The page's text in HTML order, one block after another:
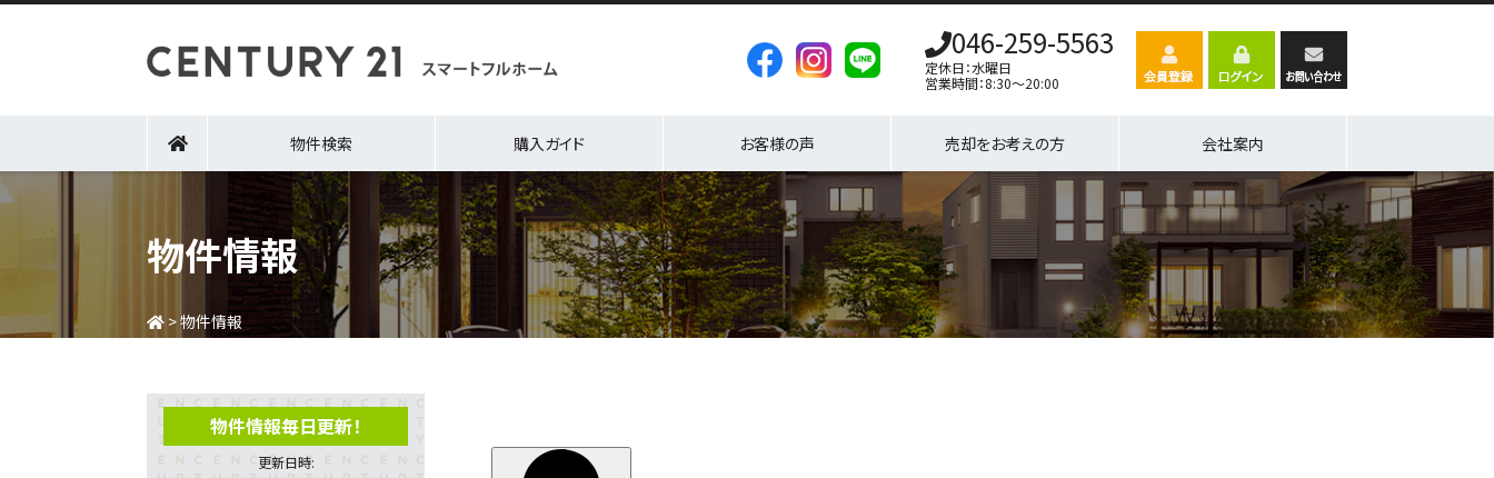
046-259-5563
定休日：水曜日
営業時間：8:30～20:00
物件検索 購入ガイド お客様の声 売却をお考えの方 会社案内
物件情報
>物件情報
物件情報毎日更新！
更新日時: